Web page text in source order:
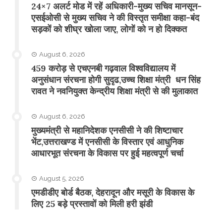
24×7 अलर्ट मोड में रहें अधिकारी-मुख्य सचिव मानसून-
एसईओसी से मुख्य सचिव ने की विस्तृत समीक्षा कहा-बंद
सड़कों को शीघ्र खोला जाए, लोगों को न हो दिक्कत
August 6, 2026
459 करोड़ से एचएनबी गढ़वाल विश्वविद्यालय में
अनुसंधान संरचना होगी सुदृढ,उच्च शिक्षा मंत्री धन सिंह
रावत ने नवनियुक्त केन्द्रीय शिक्षा मंत्री से की मुलाकात
August 6, 2026
मुख्यमंत्री से महानिदेशक एनसीसी ने की शिष्टाचार
भेंट,उत्तराखण्ड में एनसीसी के विस्तार एवं आधुनिक
आधारभूत संरचना के विकास पर हुई महत्वपूर्ण चर्चा
August 5, 2026
एमडीडीए बोर्ड बैठक, देहरादून और मसूरी के विकास के
लिए 25 बड़े प्रस्तावों को मिली हरी झंडी